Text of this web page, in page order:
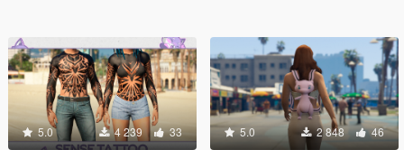
5.0 4 239 33 5.0 2 848 46